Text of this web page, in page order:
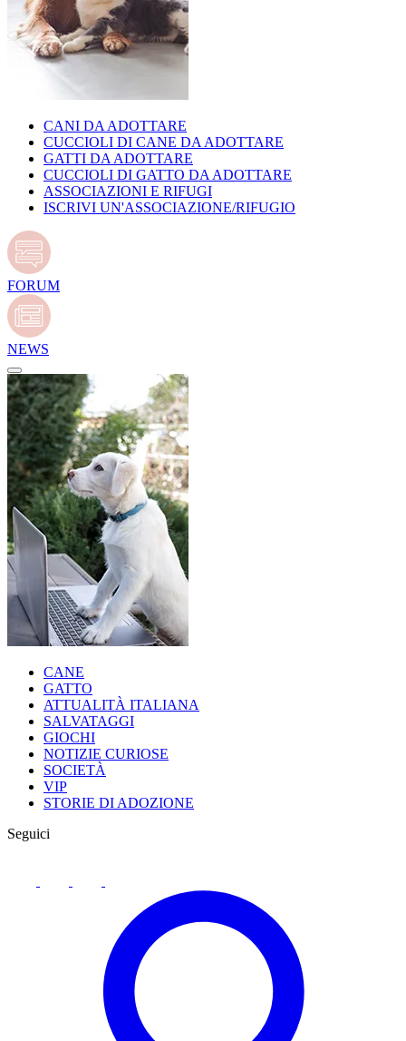
CANI DA ADOTTARE
CUCCIOLI DI CANE DA ADOTTARE
GATTI DA ADOTTARE
CUCCIOLI DI GATTO DA ADOTTARE
ASSOCIAZIONI E RIFUGI
ISCRIVI UN'ASSOCIAZIONE/RIFUGIO
FORUM
NEWS
CANE
GATTO
ATTUALITÀ ITALIANA
SALVATAGGI
GIOCHI
NOTIZIE CURIOSE
SOCIETÀ
VIP
STORIE DI ADOZIONE
Seguici